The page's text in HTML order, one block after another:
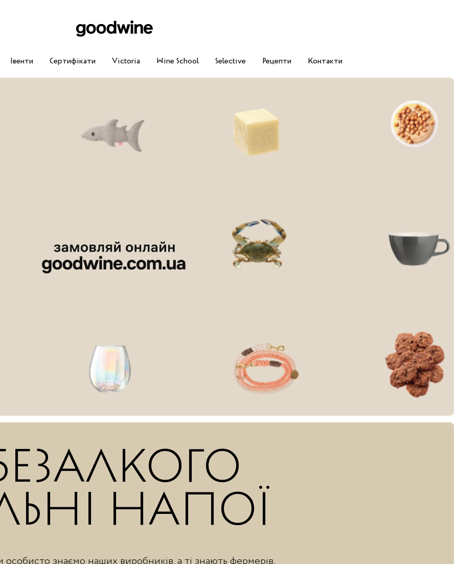
Івенти Сертифікати Victoria Wine School Selective Рецепти Контакти
НАПОЇ